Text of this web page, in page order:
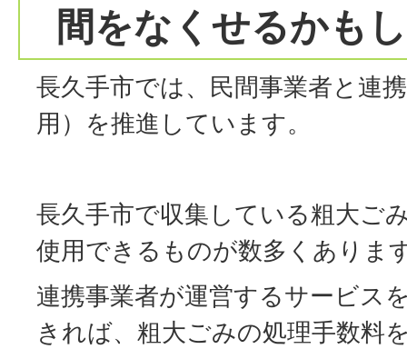
間をなくせるかも
長久手市では、民間事業者と連
用）を推進しています。
長久手市で収集している粗大ご
使用できるものが数多くありま
連携事業者が運営するサービス
きれば、粗大ごみの処理手数料